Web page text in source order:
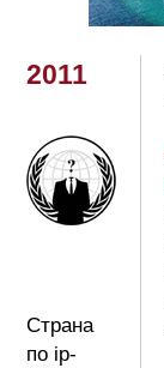
2011
Страна
по ip-